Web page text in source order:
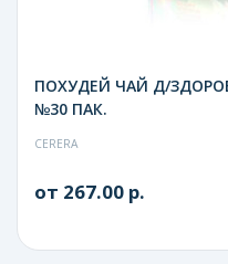
ПОХУДЕЙ ЧАЙ Д/
№30 ПАК.
CERERA
от 267.00 р.